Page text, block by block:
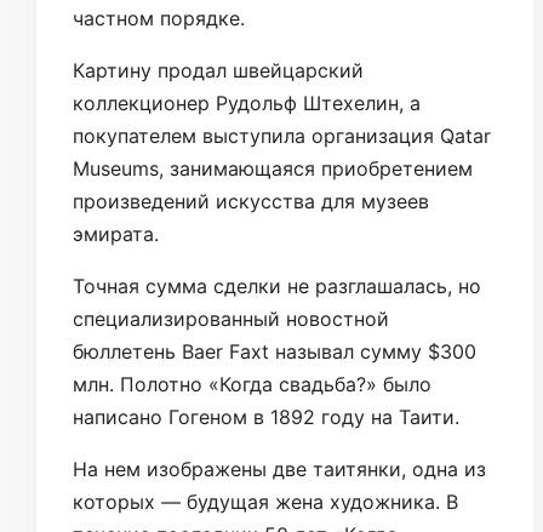
частном порядке.
Картину продал швейцарский
коллекционер Рудольф Штехелин, а
покупателем выступила организация Qatar
Museums, занимающаяся приобретением
произведений искусства для музеев
эмирата.
Точная сумма сделки не разглашалась, но
специализированный новостной
бюллетень Baer Faxt называл сумму $300
млн. Полотно «Когда свадьба?» было
написано Гогеном в 1892 году на Таити.
На нем изображены две таитянки, одна из
которых — будущая жена художника. В